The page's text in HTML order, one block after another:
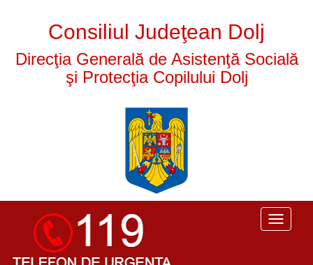
Consiliul Judeţean Dolj
Direcţia Generală de Asistenţă Socială
şi Protecţia Copilului Dolj
Toggle